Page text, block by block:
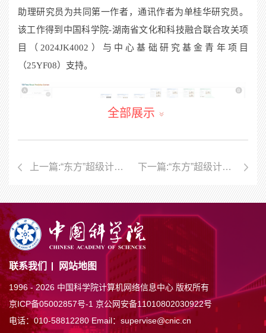
助理研究员为共同第一作者，通讯作者为单桂华研究员。
该工作得到中国科学院-湖南省文化和科技融合联合攻关项
目（ 2024JK4002 ）与中心基础研究基金青年项目
（25YF08）支持。
智能体驱动的多模态模型生成可视分析系统
T2VTreeVA
Zhuoyun Zheng, Yu Dong, Gaorong Liang,
Guan Li, Guihua Shan*, Shiyu Cheng, Dong Tian, Jianlong
Zhou, and Jie Liang. "T2VTree: User-Centered Visual
Analytics for Agent-Assisted Thought-to-Video Authoring."
In2026 IEEE 19th Pacific Visualization Conference
全部展示
上一篇:“东方”超级计算系统助力旋转边界层稳定性与转捩研究取得进展 下一篇:“东方”超级计算系统助力费托合成铁基催化剂相变及机理研究取得进展
联系我们 网站地图
1996 -2026 中国科学院计算机网络信息中心 版权所有
京ICP备05002857号-1 京公网安备11010802030922号
电话：010-58812280 Email：supervise@cnic.cn